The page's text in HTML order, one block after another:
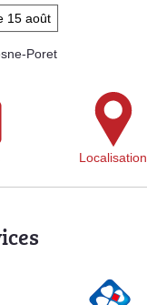
15 août
Poret
Localisation